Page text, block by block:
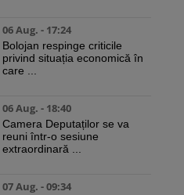
06 Aug. - 17:24
Bolojan respinge criticile
privind situația economică în
care ...
06 Aug. - 18:40
Camera Deputaților se va
reuni într-o sesiune
extraordinară ...
07 Aug. - 09:34